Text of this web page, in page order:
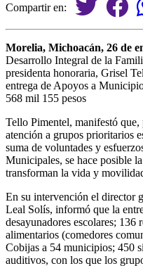
Compartir en:
Morelia, Michoacán, 26 de
Desarrollo Integral de la
presidenta honoraria, Grisel
entrega de Apoyos a
568 mil 155 pesos
Tello Pimentel, manifestó que,
atención a grupos prioritarios
suma de voluntades y
Municipales, se hace posible
transforman la vida y
En su intervención el director
Leal Solís, informó que la
desayunadores escolares; 136
alimentarios (comedores
Cobijas a 54 municipios; 450
auditivos, con los que los